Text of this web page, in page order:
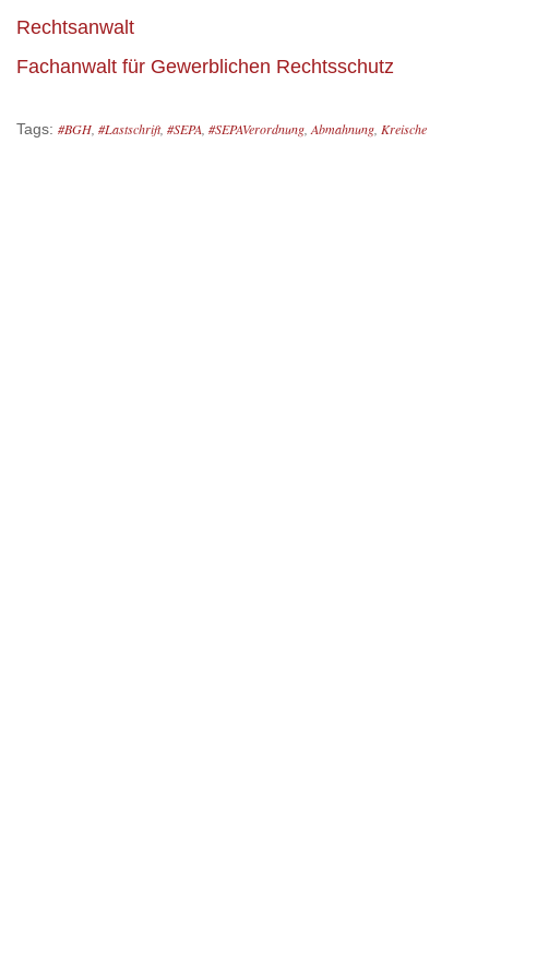
Rechtsanwalt
Fachanwalt für Gewerblichen Rechtsschutz
Tags: #BGH #Lastschrift, #SEPA #SEPAVerordnung Abmahnung Kreische